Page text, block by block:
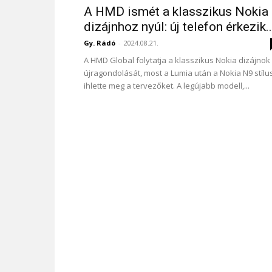
A HMD ismét a klasszikus Nokia
dizájnhoz nyúl: új telefon
Gy. Rádó - 2024.08.21.
A HMD Global folytatja a klasszikus Nokia dizájnok
újragondolását, most a Lumia után a Nokia N9
ihlette meg a tervezőket. A legújabb modell,...